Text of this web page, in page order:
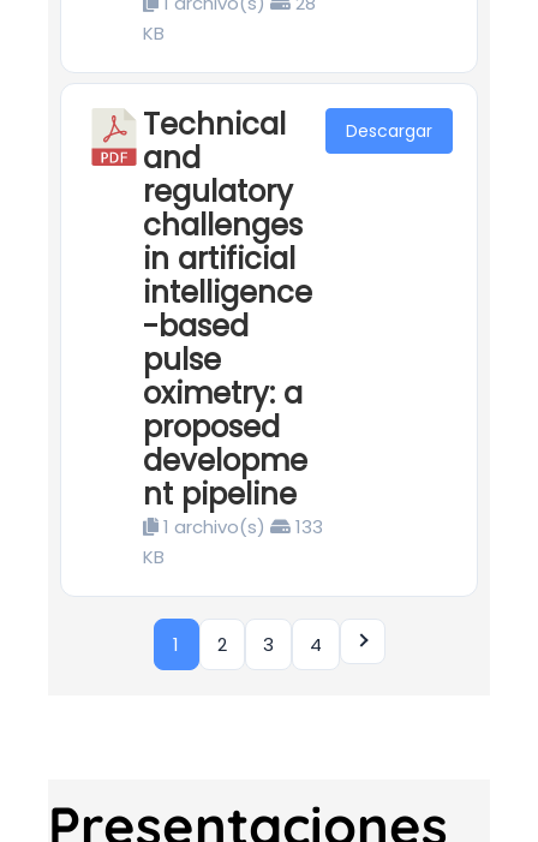
KB
Technical
and
regulatory
challenges
in artificial
intelligence
-based
pulse
oximetry: a
proposed
developme
nt pipeline
1 archivo(s)
133
KB
Descargar
1 2 3 4
Presentaciones